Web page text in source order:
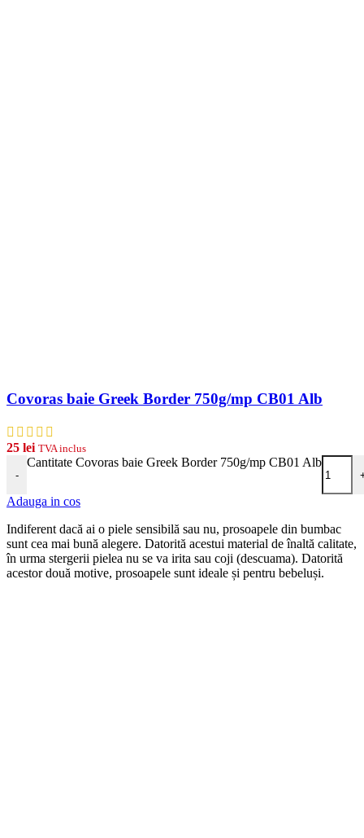
Covoras baie Greek Border 750g/mp CB01 Alb
25 lei TVA inclus
-
Cantitate Covoras baie Greek Border 750g/mp CB01 Alb
Adauga in cos
Indiferent dacă ai o piele sensibilă sau nu, prosoapele din bumbac
sunt cea mai bună alegere. Datorită acestui material de înaltă calitate,
în urma stergerii pielea nu se va irita sau coji (descuama). Datorită
acestor două motive, prosoapele sunt ideale și pentru bebeluși.